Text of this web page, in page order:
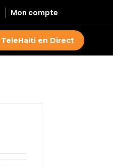
Mon compte
TeleHaiti en Direct